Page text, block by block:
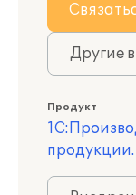
Другие
Продукт
продукции.